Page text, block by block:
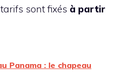
sont fixés à partir
Panama : le chapeau